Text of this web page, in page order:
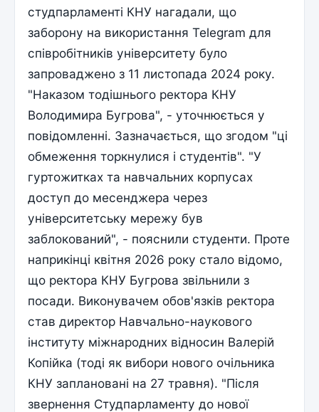
студпарламенті КНУ нагадали, що
заборону на використання Telegram для
співробітників університету було
запроваджено з 11 листопада 2024 року.
"Наказом тодішнього ректора КНУ
Володимира Бугрова", - уточнюється у
повідомленні. Зазначається, що згодом "ці
обмеження торкнулися і студентів". "У
гуртожитках та навчальних корпусах
доступ до месенджера через
університетську мережу був
заблокований", - пояснили студенти. Проте
наприкінці квітня 2026 року стало відомо,
що ректора КНУ Бугрова звільнили з
посади. Виконувачем обов'язків ректора
став директор Навчально-наукового
інституту міжнародних відносин Валерій
Копійка (тоді як вибори нового очільника
КНУ заплановані на 27 травня). "Після
звернення Студпарламенту до нової